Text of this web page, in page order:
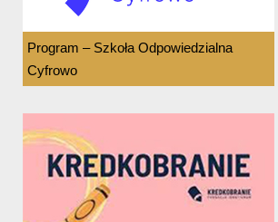
Program – Szkoła Odpowiedzialna
Cyfrowo